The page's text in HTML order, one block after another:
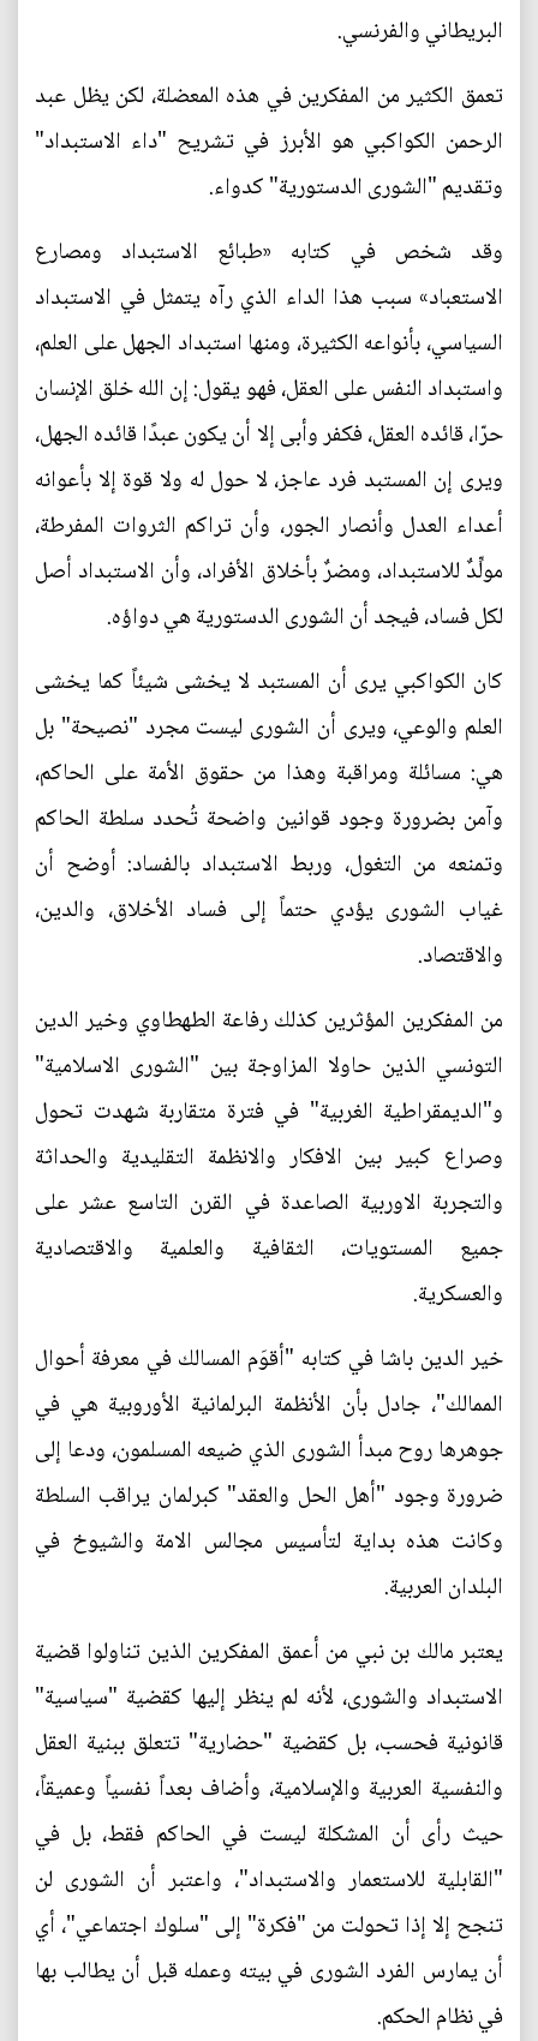
البريطاني والفرنسي.
تعمق الكثير من المفكرين في هذه المعضلة، لكن يظل عبد
الرحمن الكواكبي هو الأبرز في تشريح "داء الاستبداد"
وتقديم "الشورى الدستورية" كدواء.
وقد شخص في كتابه «طبائع الاستبداد ومصارع
الاستعباد» سبب هذا الداء الذي رآه يتمثل في الاستبداد
السياسي، بأنواعه الكثيرة، ومنها استبداد الجهل على العلم،
واستبداد النفس على العقل، فهو يقول: إن الله خلق الإنسان
حرّا، قائده العقل، فكفر وأبى إلا أن يكون عبدًا قائده الجهل،
ويرى إن المستبد فرد عاجز، لا حول له ولا قوة إلا بأعوانه
أعداء العدل وأنصار الجور، وأن تراكم الثروات المفرطة،
مولِّدٌ للاستبداد، ومضرٌ بأخلاق الأفراد، وأن الاستبداد أصل
لكل فساد، فيجد أن الشورى الدستورية هي دواؤه.
كان الكواكبي يرى أن المستبد لا يخشى شيئاً كما يخشى
العلم والوعي، ويرى أن الشورى ليست مجرد "نصيحة" بل
هي: مسائلة ومراقبة وهذا من حقوق الأمة على الحاكم،
وآمن بضرورة وجود قوانين واضحة تُحدد سلطة الحاكم
وتمنعه من التغول، وربط الاستبداد بالفساد: أوضح أن
غياب الشورى يؤدي حتماً إلى فساد الأخلاق، والدين،
والاقتصاد.
من المفكرين المؤثرين كذلك رفاعة الطهطاوي وخير الدين
التونسي الذين حاولا المزاوجة بين "الشورى الاسلامية"
و"الديمقراطية الغربية" في فترة متقاربة شهدت تحول
وصراع كبير بين الافكار والانظمة التقليدية والحداثة
والتجربة الاوربية الصاعدة في القرن التاسع عشر على
جميع المستويات، الثقافية والعلمية والاقتصادية
والعسكرية.
خير الدين باشا في كتابه "أقوَم المسالك في معرفة أحوال
الممالك"، جادل بأن الأنظمة البرلمانية الأوروبية هي في
جوهرها روح مبدأ الشورى الذي ضيعه المسلمون، ودعا إلى
ضرورة وجود "أهل الحل والعقد" كبرلمان يراقب السلطة
وكانت هذه بداية لتأسيس مجالس الامة والشيوخ في
البلدان العربية.
يعتبر مالك بن نبي من أعمق المفكرين الذين تناولوا قضية
الاستبداد والشورى، لأنه لم ينظر إليها كقضية "سياسية"
قانونية فحسب، بل كقضية "حضارية" تتعلق ببنية العقل
والنفسية العربية والإسلامية، وأضاف بعداً نفسياً وعميقاً،
حيث رأى أن المشكلة ليست في الحاكم فقط، بل في
"القابلية للاستعمار والاستبداد"، واعتبر أن الشورى لن
تنجح إلا إذا تحولت من "فكرة" إلى "سلوك اجتماعي"، أي
أن يمارس الفرد الشورى في بيته وعمله قبل أن يطالب بها
في نظام الحكم.